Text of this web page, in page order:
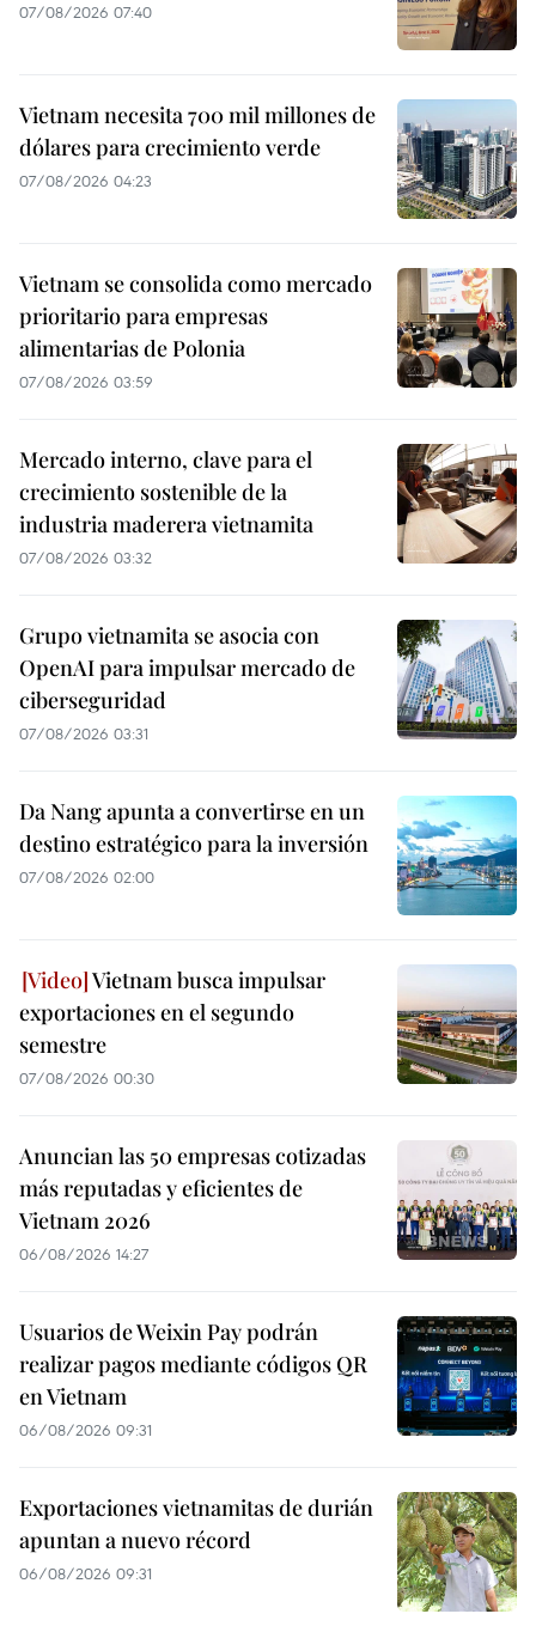
07/08/2026 07:40
Vietnam necesita 700 mil millones de
dólares para crecimiento verde
07/08/2026 04:23
Vietnam se consolida como mercado
prioritario para empresas
alimentarias de Polonia
07/08/2026 03:59
Mercado interno, clave para el
crecimiento sostenible de la
industria maderera vietnamita
07/08/2026 03:32
Grupo vietnamita se asocia con
OpenAI para impulsar mercado de
ciberseguridad
07/08/2026 03:31
Da Nang apunta a convertirse en un
destino estratégico para la inversión
07/08/2026 02:00
Vietnam busca impulsar
exportaciones en el segundo
semestre
07/08/2026 00:30
Anuncian las 50 empresas cotizadas
más reputadas y eficientes de
Vietnam 2026
06/08/2026 14:27
Usuarios de Weixin Pay podrán
realizar pagos mediante códigos QR
en Vietnam
06/08/2026 09:31
Exportaciones vietnamitas de durián
apuntan a nuevo récord
06/08/2026 09:31